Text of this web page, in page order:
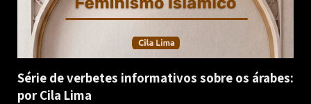
Série de verbetes informativos sobre os árabes:
por Cila Lima